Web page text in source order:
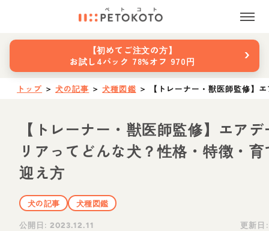
【初めてご注文の方】
お試し4パック 78%オフ 970円
›
トップ ＞ 犬の記事 ＞ 犬種図鑑 ＞ 【トレーナー・獣医師監修】
【トレーナー・獣医師監修】エア
リアってどんな犬？性格・特徴・
迎え方
犬の記事
犬種図鑑
公開日:2023.12.11 更新